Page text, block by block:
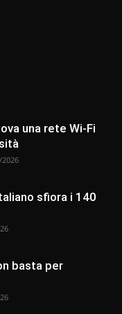
una rete Wi-Fi
sfiora i 140
basta per